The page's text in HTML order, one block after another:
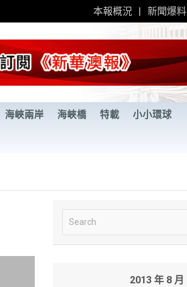
本報概況 新聞爆料
海峽兩岸 海峽橋 特載 小小環球
e
2013 年 8 月